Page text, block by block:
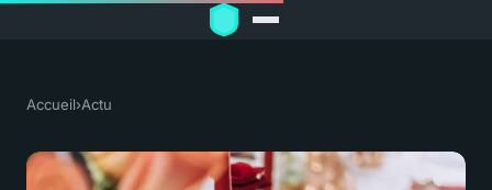
Accueil›Actu